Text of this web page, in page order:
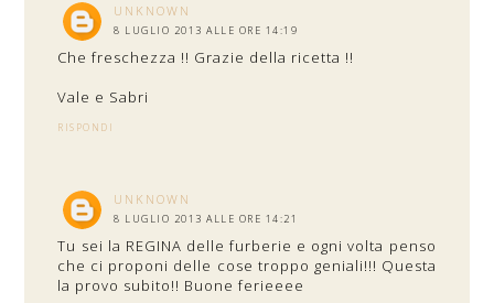
UNKNOWN
8 LUGLIO 2013 ALLE ORE 14:19
Che freschezza !! Grazie della ricetta !!
Vale e Sabri
RISPONDI
UNKNOWN
8 LUGLIO 2013 ALLE ORE 14:21
Tu sei la REGINA delle furberie e ogni volta penso
che ci proponi delle cose troppo geniali!!! Questa
la provo subito!! Buone ferieeee